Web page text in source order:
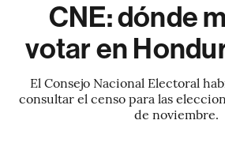
CNE: dónde
votar en
El Consejo Nacional Electoral
consultar el censo para las
de noviembre.